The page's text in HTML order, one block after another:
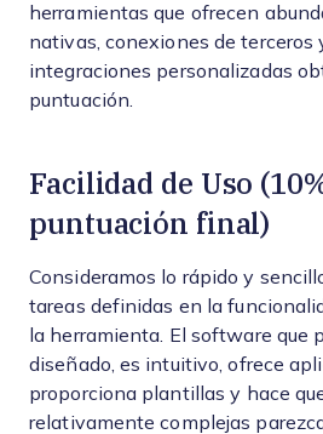
herramientas que ofrecen
nativas, conexiones de terceros
integraciones personalizadas
puntuación.
Facilidad de Uso
puntuación final)
Consideramos lo rápido y
tareas definidas en la
la herramienta. El software que
diseñado, es intuitivo, ofrece
proporciona plantillas y hace
relativamente complejas